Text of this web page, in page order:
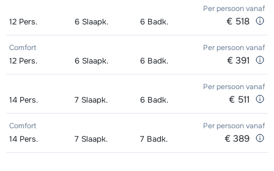
Stokken (8 dagen)
van week
Zilver (Evolution) Ski's + Stokken (8
dagen)
afhankelijk
van week
afhankelijk
dagen)
afhankelijk
van week
Mini Kid Ski's + Stokken + Schoenen
afhankelijk
Mini Kid Ski's + Stokken (8 dagen)
afhankelijk
van week
Mini Kid Schoenen (8 dagen)
afhankelijk
van week
Per persoonvanaf
12 Pers. 6 Slaapk. 6 Badk. € 518
Comfort Per persoonvanaf
12 Pers. 6 Slaapk. 6 Badk. € 391
Per persoonvanaf
14 Pers. 7 Slaapk. 6 Badk. € 511
Comfort Per persoonvanaf
14 Pers. 7 Slaapk. 7 Badk. € 389